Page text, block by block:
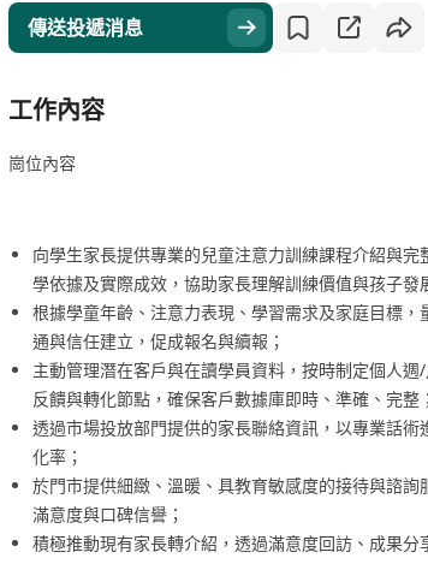
傳送投遞消息
工作內容
崗位內容
向學生家長提供專業的兒童注意力訓練課程介紹與
學依據及實際成效，協助家長理解訓練價值與孩子發
根據學童年齡、注意力表現、學習需求及家庭目標
通與信任建立，促成報名與續報；
主動管理潛在客戶與在讀學員資料，按時制定個人
反饋與轉化節點，確保客戶數據庫即時、準確、完整
透過市場投放部門提供的家長聯絡資訊，以專業話
化率；
於門市提供細緻、溫暖、具教育敏感度的接待與諮
滿意度與口碑信譽；
積極推動現有家長轉介紹，透過滿意度回訪、成果